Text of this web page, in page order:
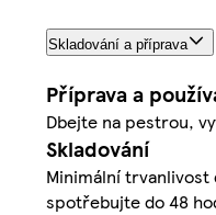
Skladování a příprava
Příprava a
Dbejte na pestrou,
Skladování
Minimální trvanlivost
spotřebujte do 48